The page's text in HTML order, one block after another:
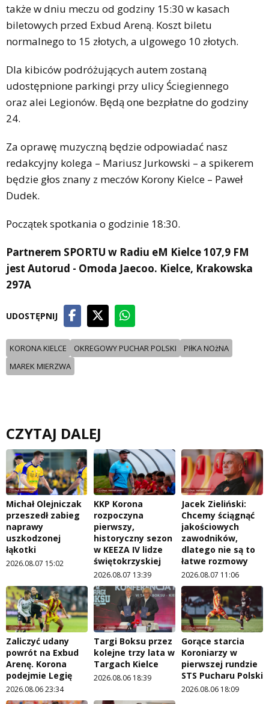
także w dniu meczu od godziny 15:30 w kasach
biletowych przed Exbud Areną. Koszt biletu
normalnego to 15 złotych, a ulgowego 10 złotych.
Dla kibiców podróżujących autem zostaną
udostępnione parkingi przy ulicy Ściegiennego
oraz alei Legionów. Będą one bezpłatne do godziny
24.
Za oprawę muzyczną będzie odpowiadać nasz
redakcyjny kolega – Mariusz Jurkowski – a spikerem
będzie głos znany z meczów Korony Kielce – Paweł
Dudek.
Początek spotkania o godzinie 18:30.
Partnerem SPORTU w Radiu eM Kielce 107,9 FM
jest Autorud - Omoda Jaecoo. Kielce, Krakowska
297A
UDOSTĘPNIJ
KORONA KIELCE OKREGOWY PUCHAR POLSKI
PIłKA NOżNA
MAREK MIERZWA
CZYTAJ DALEJ
Michał Olejniczak
przeszedł zabieg
naprawy
uszkodzonej
łąkotki
2026.08.07 15:02
KKP Korona
rozpoczyna
pierwszy,
historyczny sezon
w KEEZA IV lidze
świętokrzyskiej
2026.08.07 13:39
Jacek Zieliński:
Chcemy ściągnąć
jakościowych
zawodników,
dlatego nie są to
łatwe rozmowy
2026.08.07 11:06
Zaliczyć udany
powrót na Exbud
Arenę. Korona
podejmie Legię
2026.08.06 23:34
Targi Boksu przez
kolejne trzy lata w
Targach Kielce
2026.08.06 18:39
Gorące starcia
Koroniarzy w
pierwszej rundzie
STS Pucharu Polski
2026.08.06 18:09